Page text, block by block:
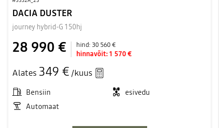
DACIA DUSTER
journey hybrid-G 150hj
28 990 € hind:30 560 €
hinnavõit: 1 570 €
Alates 349 € /kuus
Bensiin
esivedu
Automaat